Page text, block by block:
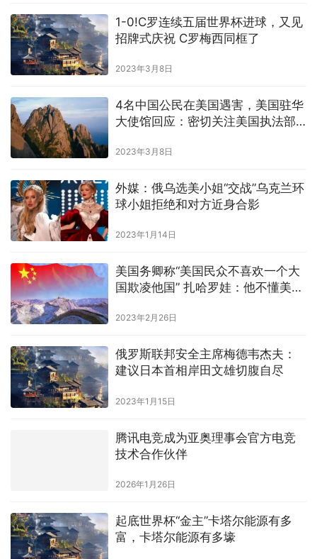
1-0!C罗连续五届世界杯进球，又见
招牌式庆祝 C罗梅西同框了
2023年3月8日
4名中国公民在美国遇害，美国驻华
大使馆回应：密切关注美国执法部
2023年3月8日
外媒：俄乌选美小姐“交战”乌克兰环
球小姐拒绝和对方近身合影
2023年1月14日
美国务卿称“美国民众不喜欢一个大
国欺凌他国” 扎哈罗娃：他不懂美国
2023年2月26日
俄罗斯联邦安全主席梅德韦杰夫：
建议日本首相岸田文雄切腹自尽
2023年1月15日
腾讯电竞成为亚奥理事会官方电竞
技术合作伙伴
2026年1月26日
起底世界杯“金主”卡塔尔能源有多
富，卡塔尔能源有多壕